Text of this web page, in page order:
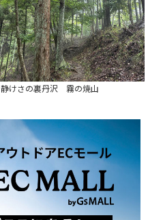
静けさの裏丹沢 霧の焼山